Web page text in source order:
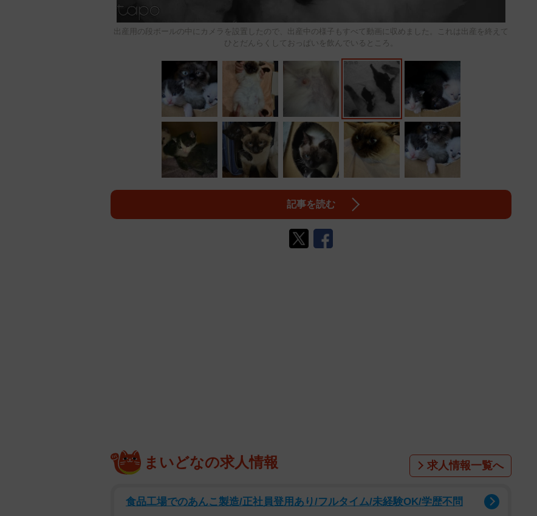
出産用の段ボールの中にカメラを設置したので、出産中の様子もすべて動画に収めました。これは出産を終えて
ひとだんらくしておっぱいを飲んでいるところ。
記事を読む
まいどなの求人情報 求人情報一覧へ
食品工場でのあんこ製造/正社員登用あり/フルタイム/未経験OK/学歴不問